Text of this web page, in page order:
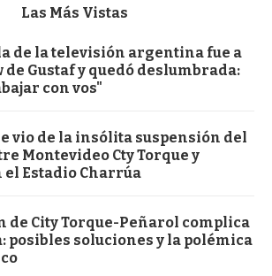
Las Más Vistas
de la televisión argentina fue a
de Gustaf y quedó deslumbrada:
con vos"
vio de la insólita suspensión del
Montevideo Cty Torque y
el Estadio Charrúa
de City Torque-Peñarol complica
posibles soluciones y la polémica